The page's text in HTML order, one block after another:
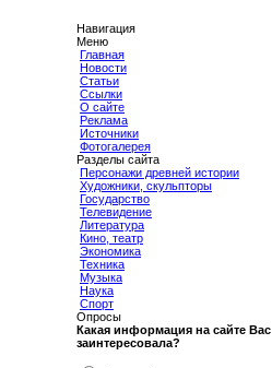
Навигация
Меню
Главная
Новости
Статьи
Ссылки
О сайте
Реклама
Источники
Фотогалерея
Разделы сайта
Персонажи древней истории
Художники, скульпторы
Государство
Телевидение
Литература
Кино, театр
Экономика
Техника
Музыка
Наука
Спорт
Опросы
Какая информация на сайте Вас
заинтересовала?